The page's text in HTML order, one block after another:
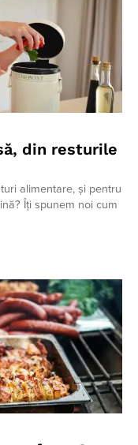
din resturile
alimentare, și pentru
Îți spunem noi cum